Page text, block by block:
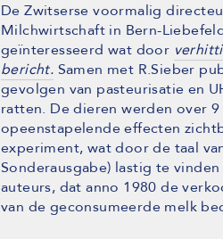
De Zwitserse voormalig
Milchwirtschaft in Bern-
geïnteresseerd wat door
bericht. Samen met R.Sieber
gevolgen van pasteurisatie en
ratten. De dieren werden over
opeenstapelende effecten
experiment, wat door de taal
Sonderausgabe) lastig te
auteurs, dat anno 1980 de
van de geconsumeerde melk